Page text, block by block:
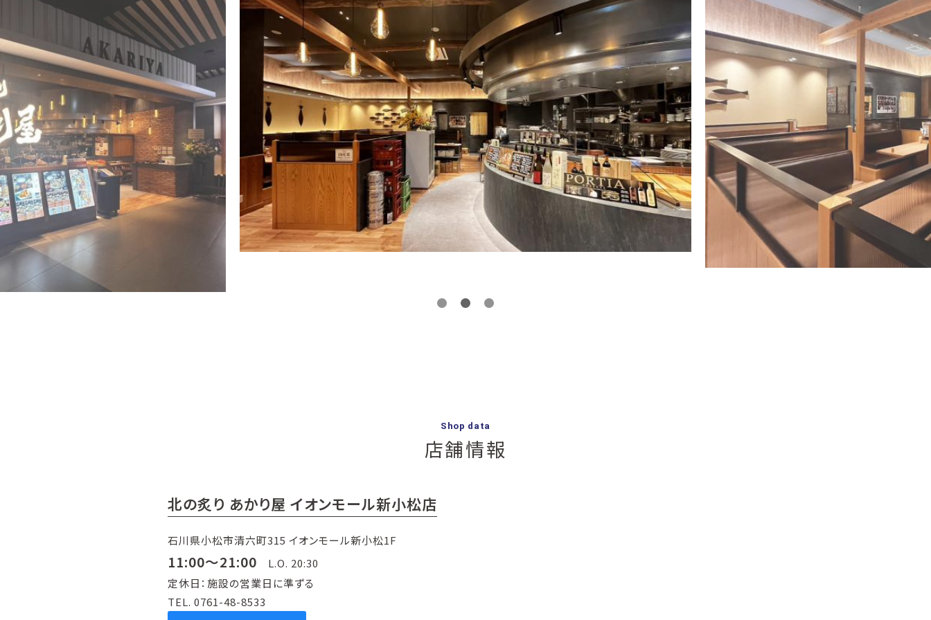
Shop data
店舗情報
北の炙り あかり屋 イオンモール新小松店
石川県小松市清六町315 イオンモール新小松1F
11:00～21:00 L.O. 20:30
定休日：施設の営業日に準ずる
TEL. 0761-48-8533